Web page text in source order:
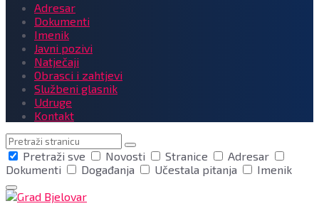
Adresar
Dokumenti
Imenik
Javni pozivi
Natječaji
Obrasci i zahtjevi
Službeni glasnik
Udruge
Kontakt
Pretraga
Pretraži sve
Novosti Stranice
Adresar
Dokumenti
Događanja Učestala pitanja Imenik